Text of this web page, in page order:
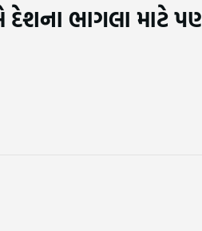
દેશના ભાગલા માટે